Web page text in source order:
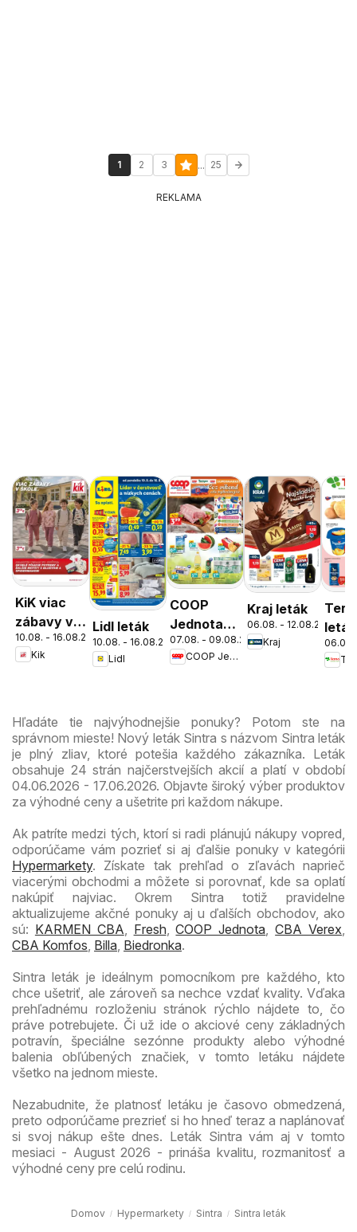
1 2 3 ... 25
REKLAMA
KiK viac
zábavy v
škole
10.08. - 16.08.2026
Kik
Lidl leták
10.08. - 16.08.2026
Lidl
COOP
Jednota
cez víkend
ešte
07.08. - 09.08.2026
COOP Jednota
Kraj leták
06.08. - 12.08.2026
Kraj
leták
06.08.
Hľadáte tie najvýhodnejšie ponuky? Potom ste na
správnom mieste! Nový leták Sintra s názvom Sintra leták
je plný zliav, ktoré potešia každého zákazníka. Leták
obsahuje 24 strán najčerstvejších akcií a platí v období
04.06.2026 - 17.06.2026. Objavte široký výber produktov
za výhodné ceny a ušetrite pri každom nákupe.
Ak patríte medzi tých, ktorí si radi plánujú nákupy vopred,
odporúčame vám pozrieť si aj ďalšie ponuky v kategórii
Hypermarkety. Získate tak prehľad o zľavách naprieč
viacerými obchodmi a môžete si porovnať, kde sa oplatí
nakúpiť najviac. Okrem Sintra totiž pravidelne
aktualizujeme akčné ponuky aj u ďalších obchodov, ako
sú: KARMEN CBA Fresh,COOP Jednota ,CBA Verex
CBA Komfos Billa Biedronka.
Sintra leták je ideálnym pomocníkom pre každého, kto
chce ušetriť, ale zároveň sa nechce vzdať kvality. Vďaka
prehľadnému rozloženiu stránok rýchlo nájdete to, čo
práve potrebujete. Či už ide o akciové ceny základných
potravín, špeciálne sezónne produkty alebo výhodné
balenia obľúbených značiek, v tomto letáku nájdete
všetko na jednom mieste.
Nezabudnite, že platnosť letáku je časovo obmedzená,
preto odporúčame prezrieť si ho hneď teraz a naplánovať
si svoj nákup ešte dnes. Leták Sintra vám aj v tomto
mesiaci - August 2026 - prináša kvalitu, rozmanitosť a
výhodné ceny pre celú rodinu.
Domov Hypermarkety Sintra Sintra leták